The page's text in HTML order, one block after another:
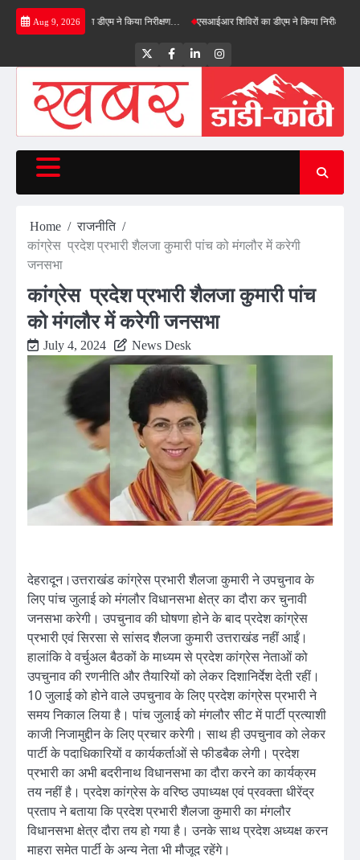
Skip
Aug 9, 2026
बाईपास का डीएम ने किया निरीक्षण… एसआईआर शिविरों का डीएम ने किया निरीक्षण,
TwitterFacebookLinkedInInstagram
Home
राजनीति
कांग्रेस प्रदेश प्रभारी शैलजा कुमारी पांच को मंगलौर में करेगी
जनसभा
कांग्रेस प्रदेश प्रभारी शैलजा कुमारी पांच
को मंगलौर में करेगी जनसभा
July 4, 2024 News Desk
देहरादून।उत्तराखंड कांग्रेस प्रभारी शैलजा कुमारी ने उपचुनाव के
लिए पांच जुलाई को मंगलौर विधानसभा क्षेत्र का दौरा कर चुनावी
जनसभा करेगी। उपचुनाव की घोषणा होने के बाद प्रदेश कांग्रेस
प्रभारी एवं सिरसा से सांसद शैलजा कुमारी उत्तराखंड नहीं आईं।
हालांकि वे वर्चुअल बैठकों के माध्यम से प्रदेश कांग्रेस नेताओं को
उपचुनाव की रणनीति और तैयारियों को लेकर दिशानिर्देश देती रहीं।
10 जुलाई को होने वाले उपचुनाव के लिए प्रदेश कांग्रेस प्रभारी ने
समय निकाल लिया है। पांच जुलाई को मंगलौर सीट में पार्टी प्रत्याशी
काजी निजामुद्दीन के लिए प्रचार करेगी। साथ ही उपचुनाव को लेकर
पार्टी के पदाधिकारियों व कार्यकर्ताओं से फीडबैक लेगी। प्रदेश
प्रभारी का अभी बदरीनाथ विधानसभा का दौरा करने का कार्यक्रम
तय नहीं है। प्रदेश कांग्रेस के वरिष्ठ उपाध्यक्ष एवं प्रवक्ता धीरेंद्र
प्रताप ने बताया कि प्रदेश प्रभारी शैलजा कुमारी का मंगलौर
विधानसभा क्षेत्र दौरा तय हो गया है। उनके साथ प्रदेश अध्यक्ष करन
माहरा समेत पार्टी के अन्य नेता भी मौजूद रहेंगे।